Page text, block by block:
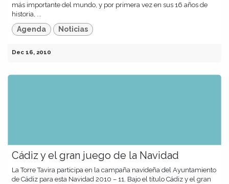
más importante del mundo, y por primera vez en sus 16 años de
historia, ...
Agenda Noticias
Dec 16, 2010
Cádiz y el gran juego de la Navidad
La Torre Tavira participa en la campaña navideña del Ayuntamiento
de Cádiz para esta Navidad 2010 – 11. Bajo el título Cádiz y el gran